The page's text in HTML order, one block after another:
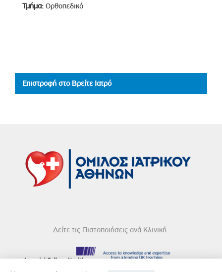
Τμήμα: Ορθοπεδικό
Επιστροφή στο Βρείτε Ιατρό
Δείτε τις Πιστοποιήσεις ανά Κλινική